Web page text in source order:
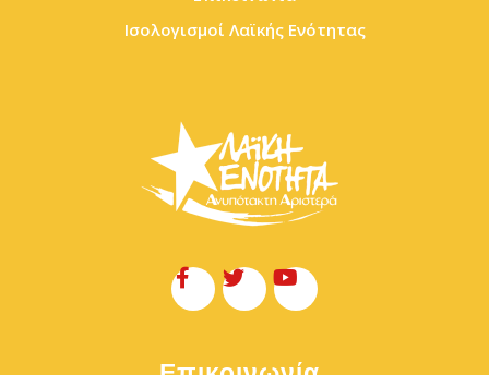
Ισολογισμοί Λαϊκής Ενότητας